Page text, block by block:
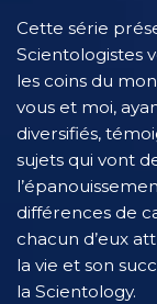
Cette série
Scientologistes
les coins du
vous et moi,
diversifiés,
sujets qui vont
différences de
chacun d’eux
la vie et son
la Scientology.